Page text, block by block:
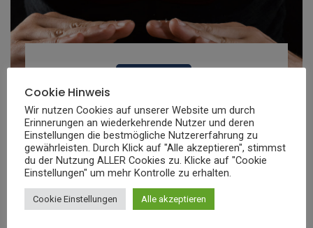
MiBB Versicherungsmakler:
Bericht über
Berufsunfähigkeitsversicherung
völlig unzureichend
ByMoney Insider Redaktion
1. Dezember
2021
Cookie Hinweis
Wir nutzen Cookies auf unserer Website um durch
Erinnerungen an wiederkehrende Nutzer und deren
Einstellungen die bestmögliche Nutzererfahrung zu
gewährleisten. Durch Klick auf "Alle akzeptieren", stimmst
du der Nutzung ALLER Cookies zu. Klicke auf "Cookie
Einstellungen" um mehr Kontrolle zu erhalten.
Cookie Einstellungen Alle akzeptieren